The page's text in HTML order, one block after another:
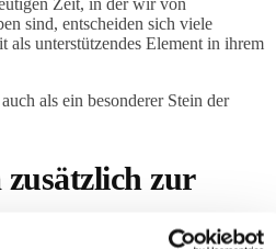
Zeit, in der wir von
sind, entscheiden sich viele
als unterstützendes Element in ihrem
als ein besonderer Stein der
zur